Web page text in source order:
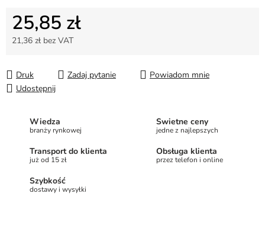
25,85 zł
21,36 zł bez VAT
Druk
Zadaj pytanie
Powiadom mnie
Udostępnij
Wiedza
branży rynkowej
Świetne ceny
jedne z najlepszych
Transport do klienta
już od 15 zł
Obsługa klienta
przez telefon i online
Szybkość
dostawy i wysyłki